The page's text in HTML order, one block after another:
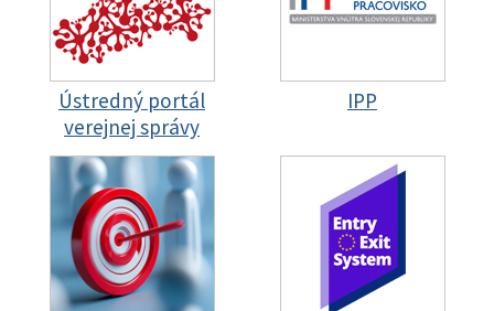
Ústredný portál
verejnej správy
IPP